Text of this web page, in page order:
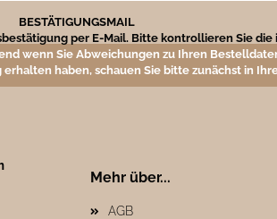
BESTÄTIGUNGSMAIL
per E-Mail. Bitte kontrollieren Sie die
wenn Sie Abweichungen zu Ihren
haben, schauen Sie bitte zunächst in
Mehr über...
AGB